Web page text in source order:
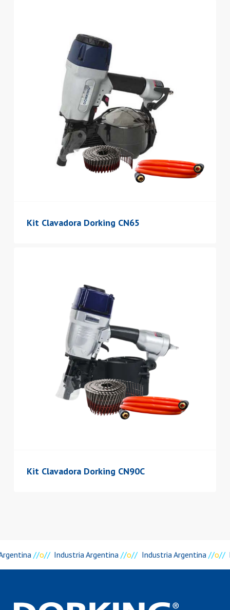
Kit Clavadora Dorking CN65
Kit Clavadora Dorking CN90C
//o// Industria Argentina//o// Industria Argentina//o//